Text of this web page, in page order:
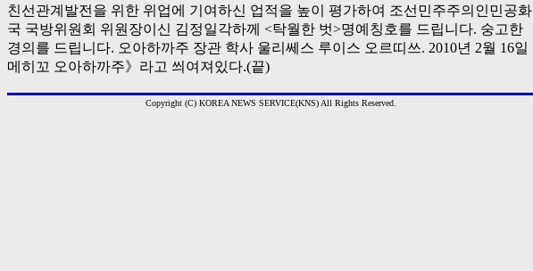
친선관계발전을 위한 위업에 기여하신 업적을 높이 평가하여 조선민주주의인민공화
국 국방위원회 위원장이신 김정일각하께 <탁월한 벗>명예칭호를 드립니다. 숭고한
경의를 드립니다. 오아하까주 장관 학사 울리쎄스 루이스 오르띠쓰. 2010년 2월 16일
메히꼬 오아하까주》라고 씌여져있다.(끝)
Copyright (C) KOREA NEWS SERVICE(KNS) All Rights Reserved.